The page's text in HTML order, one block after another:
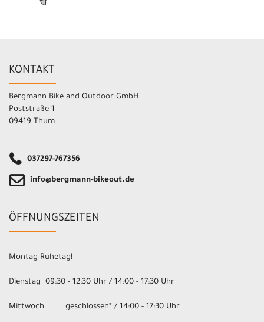
KONTAKT
Bergmann Bike and Outdoor GmbH
Poststraße 1
09419 Thum
037297-767356
info@bergmann-bikeout.de
ÖFFNUNGSZEITEN
Montag Ruhetag!
Dienstag 09:30 - 12:30 Uhr / 14:00 - 17:30 Uhr
Mittwoch geschlossen* / 14:00 - 17:30 Uhr